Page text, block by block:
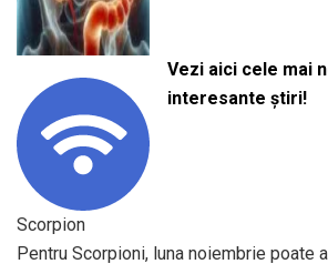
Vezi aici cele mai
interesante știri!
Scorpion
Pentru Scorpioni, luna noiembrie poate